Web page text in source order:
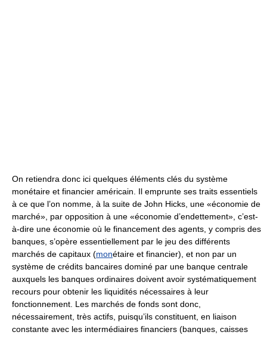
On retiendra donc ici quelques éléments clés du système
monétaire et financier américain. Il emprunte ses traits essentiels
à ce que l’on nomme, à la suite de John Hicks, une «économie de
marché», par opposition à une «économie d’endettement», c’est-
à-dire une économie où le financement des agents, y compris des
banques, s’opère essentiellement par le jeu des différents
marchés de capitaux (monétaire et financier), et non par un
système de crédits bancaires dominé par une banque centrale
auxquels les banques ordinaires doivent avoir systématiquement
recours pour obtenir les liquidités nécessaires à leur
fonctionnement. Les marchés de fonds sont donc,
nécessairement, très actifs, puisqu’ils constituent, en liaison
constante avec les intermédiaires financiers (banques, caisses